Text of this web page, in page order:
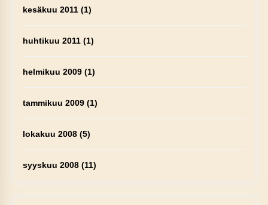
kesäkuu 2011(1)
huhtikuu 2011(1)
helmikuu 2009(1)
tammikuu 2009(1)
lokakuu 2008(5)
syyskuu 2008(11)